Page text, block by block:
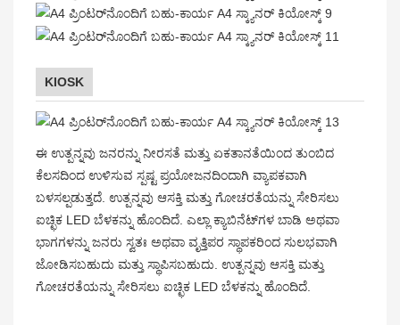
KIOSK
ಈ ಉತ್ಪನ್ನವು ಜನರನ್ನು ನೀರಸತೆ ಮತ್ತು ಏಕತಾನತೆಯಿಂದ ತುಂಬಿದ
ಕೆಲಸದಿಂದ ಉಳಿಸುವ ಸ್ಪಷ್ಟ ಪ್ರಯೋಜನದಿಂದಾಗಿ ವ್ಯಾಪಕವಾಗಿ
ಬಳಸಲ್ಪಡುತ್ತದೆ. ಉತ್ಪನ್ನವು ಆಸಕ್ತಿ ಮತ್ತು ಗೋಚರತೆಯನ್ನು ಸೇರಿಸಲು
ಐಚ್ಛಿಕ LED ಬೆಳಕನ್ನು ಹೊಂದಿದೆ. ಎಲ್ಲಾ ಕ್ಯಾಬಿನೆಟ್‌ಗಳ ಬಾಡಿ ಅಥವಾ
ಭಾಗಗಳನ್ನು ಜನರು ಸ್ವತಃ ಅಥವಾ ವೃತ್ತಿಪರ ಸ್ಥಾಪಕರಿಂದ ಸುಲಭವಾಗಿ
ಜೋಡಿಸಬಹುದು ಮತ್ತು ಸ್ಥಾಪಿಸಬಹುದು. ಉತ್ಪನ್ನವು ಆಸಕ್ತಿ ಮತ್ತು
ಗೋಚರತೆಯನ್ನು ಸೇರಿಸಲು ಐಚ್ಛಿಕ LED ಬೆಳಕನ್ನು ಹೊಂದಿದೆ.